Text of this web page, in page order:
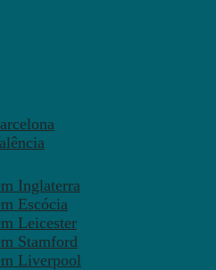
Inglaterra
Escócia
Leicester
Stamford
Liverpool